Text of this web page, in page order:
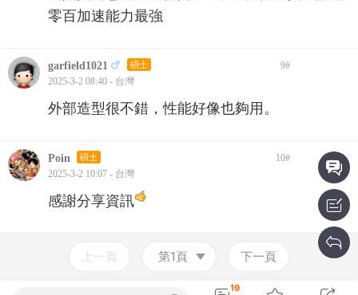
零百加速能力最強
garfield1021 碩士 9#
2025-3-2 08:40 - 台灣
外部造型很不錯，性能好像也夠用。
Poin 碩士 10#
2025-3-2 10:07 - 台灣
感謝分享資訊
上一頁 第1頁 下一頁
19